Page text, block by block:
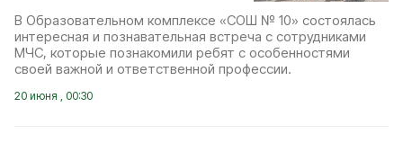
В Образовательном комплексе «СОШ № 10» состоялась
интересная и познавательная встреча с сотрудниками
МЧС, которые познакомили ребят с особенностями
своей важной и ответственной профессии.
20 июня , 00:30